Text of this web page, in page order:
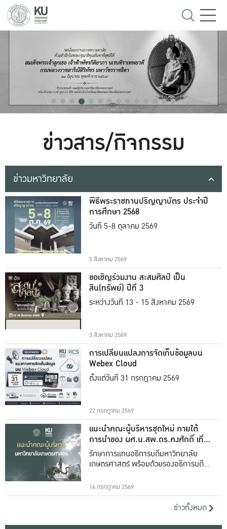
ข่าวสาร/กิจกรรม
ข่าวมหาวิทยาลัย
พิธีพระราชทานปริญญาบัตร ประจำปี
การศึกษา 2568
วันที่ 5-8 ตุลาคม 2569
5 สิงหาคม 2569
ขอเชิญร่วมงาน สะสมศิลป์ เป็น
สิน(ทรัพย์) ปีที่ 3
ระหว่างวันที่ 13 - 15 สิงหาคม 2569
3 สิงหาคม 2569
การเปลี่ยนแปลงการจัดเก็บข้อมูลบน
Webex Cloud
ตั้งแต่วันที่ 31 กรกฎาคม 2569
22 กรกฎาคม 2569
แนะนำคณะผู้บริหารชุดใหม่ ภายใต้
การนำของ ผศ.น.สพ.ดร.คงศักดิ์ เที่ยง
ธรรม
รักษาการแทนอธิการบดีมหาวิทยาลัย
เกษตรศาสตร์ พร้อมด้วยรองอธิการบดีทั้ง
14 กรกฎาคม 2569
ข่าวทั้งหมด